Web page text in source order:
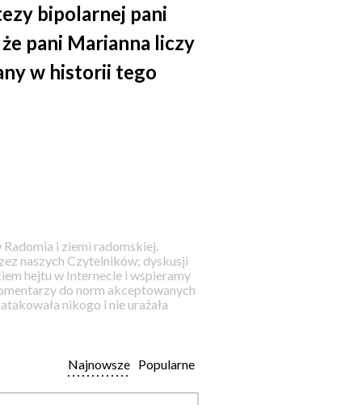
bipolarnej pani
pani Marianna liczy
w historii tego
i ziemi radomskiej.
naszych Czytelników; dyskusji
hejtu w Internecie i wspieramy
do norm akceptowanych
nikogo i nie urażała
Popularne
Najnowsze